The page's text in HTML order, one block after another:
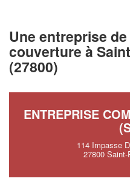
Une entreprise
couverture à
(27800)
ENTREPRISE
114 Impasse
27800 Saint-
nouveaux